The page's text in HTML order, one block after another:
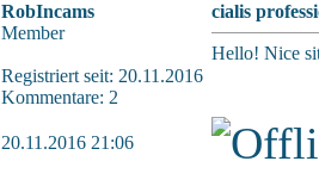
RobIncams
Member
Registriert seit: 20.11.2016
Kommentare: 2
cialis
Hello! Nice
20.11.2016 21:06